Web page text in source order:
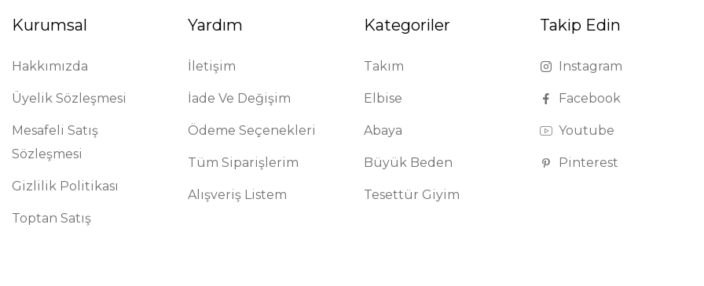
Kurumsal
Hakkımızda
Üyelik Sözleşmesi
Mesafeli Satış
Sözleşmesi
Gizlilik Politikası
Toptan Satış
Yardım
İletişim
İade Ve Değişim
Ödeme Seçenekleri
Tüm Siparişlerim
Alışveriş Listem
Kategoriler
Takım
Elbise
Abaya
Büyük Beden
Tesettür Giyim
Takip Edin
Instagram
Facebook
Youtube
Pinterest